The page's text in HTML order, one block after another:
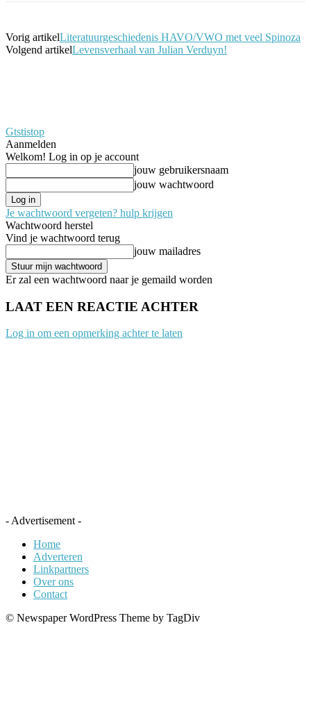
Vorig artikelLiteratuurgeschiedenis HAVO/VWO met veel Spinoza
Volgend artikelLevensverhaal van Julian Verduyn!
Gtstistop
Aanmelden
Welkom! Log in op je account
jouw gebruikersnaam
jouw wachtwoord
Je wachtwoord vergeten? hulp krijgen
Wachtwoord herstel
Vind je wachtwoord terug
jouw mailadres
Er zal een wachtwoord naar je gemaild worden
LAAT EEN REACTIE ACHTER
Log in om een opmerking achter te laten
- Advertisement -
Home
Adverteren
Linkpartners
Over ons
Contact
© Newspaper WordPress Theme by TagDiv